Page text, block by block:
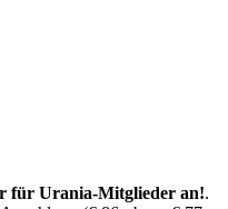
für Urania-Mitglieder an!.